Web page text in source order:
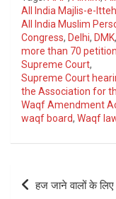
All India Majlis-e-
All India Muslim
Congress, Delhi, DMK,
more than 70
Supreme Court,
Supreme Court
the Association for
Waqf Amendment
waqf board, Waqf
Post
हज जाने वालों के